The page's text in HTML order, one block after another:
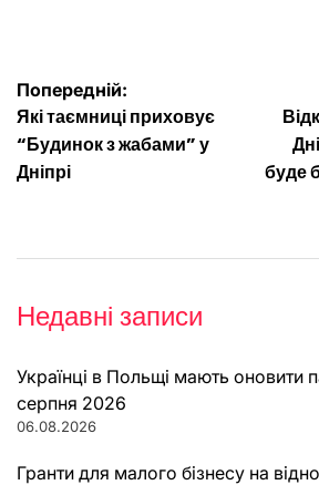
Навігація
записів
Попередній:
Які таємниці приховує
“Будинок з жабами” у
Дніпрі
буде
Недавні записи
Українці в Польщі мають оновити
серпня 2026
06.08.2026
Гранти для малого бізнесу на